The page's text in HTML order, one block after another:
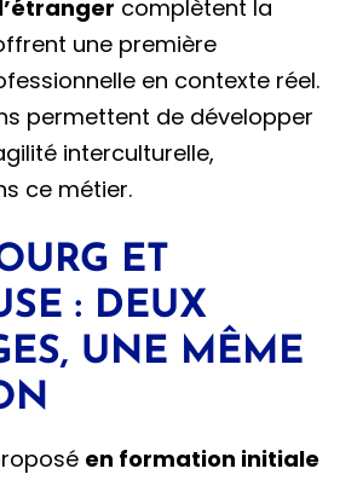
complètent la
une première
en contexte réel.
permettent de développer
interculturelle,
ce métier.
ET
: DEUX
UNE MÊME
en formation initiale